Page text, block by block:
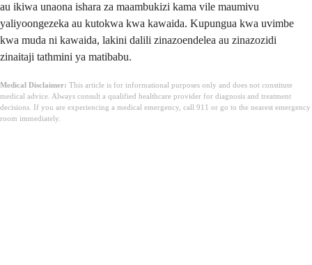
au ikiwa unaona ishara za maambukizi kama vile maumivu
yaliyoongezeka au kutokwa kwa kawaida. Kupungua kwa uvimbe
kwa muda ni kawaida, lakini dalili zinazoendelea au zinazozidi
zinaitaji tathmini ya matibabu.
Medical Disclaimer: This article is for informational purposes only and does not constitute
medical advice. Always consult a qualified healthcare provider for diagnosis and treatment
decisions. If you are experiencing a medical emergency, call 911 or go to the nearest emergency
room immediately.